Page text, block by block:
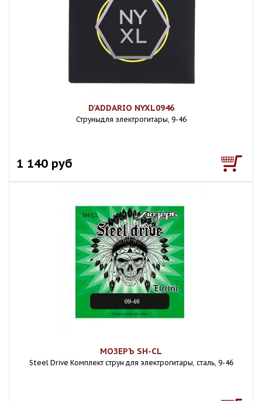
D'ADDARIO NYXL0946
Струныдля электрогитары, 9-46
1 140 руб
МОЗЕРЪ SH-CL
Steel Drive Комплект струн для электрогитары, сталь, 9-46